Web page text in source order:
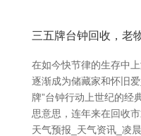
三五牌台钟回收，老
在如今快节律的生存中
逐渐成为储藏家和怀旧
牌”台钟行动上世纪的经
思意思，连年来在回收
天气预报_天气资讯_凌